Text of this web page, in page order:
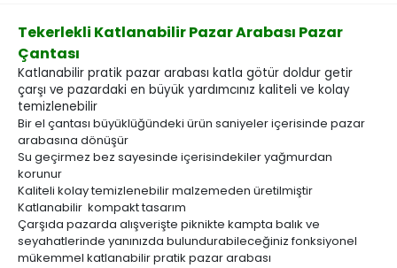
Tekerlekli Katlanabilir Pazar Arabası Pazar
Çantası
Katlanabilir pratik pazar arabası katla götür doldur getir
çarşı ve pazardaki en büyük yardımcınız kaliteli ve kolay
temizlenebilir
Bir el çantası büyüklüğündeki ürün saniyeler içerisinde pazar
arabasına dönüşür
Su geçirmez bez sayesinde içerisindekiler yağmurdan
korunur
Kaliteli kolay temizlenebilir malzemeden üretilmiştir
Katlanabilir kompakt tasarım
Çarşıda pazarda alışverişte piknikte kampta balık ve
seyahatlerinde yanınızda bulundurabileceğiniz fonksiyonel
mükemmel katlanabilir pratik pazar arabası